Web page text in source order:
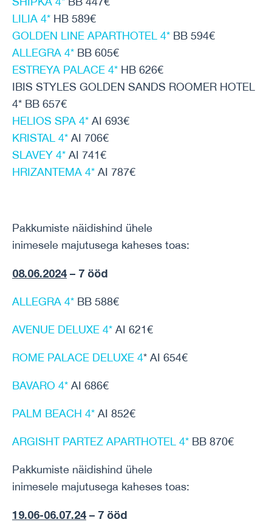
LILIA 4* HB 589€
GOLDEN LINE APARTHOTEL 4* BB 594€
ALLEGRA 4* BB 605€
ESTREYA PALACE 4* HB 626€
IBIS STYLES GOLDEN SANDS ROOMER HOTEL
4* BB 657€
HELIOS SPA 4* AI 693€
KRISTAL 4* AI 706€
SLAVEY 4* AI 741€
HRIZANTEMA 4* AI 787€
Pakkumiste näidishind ühele
inimesele majutusega kaheses toas:
08.06.2024 – 7 ööd
ALLEGRA 4* BB 588€
AVENUE DELUXE 4* AI 621€
ROME PALACE DELUXE 4* AI 654€
BAVARO 4* AI 686€
PALM BEACH 4* AI 852€
ARGISHT PARTEZ APARTHOTEL 4* BB 870€
Pakkumiste näidishind ühele
inimesele majutusega kaheses toas:
19.06-06.07.24 – 7 ööd